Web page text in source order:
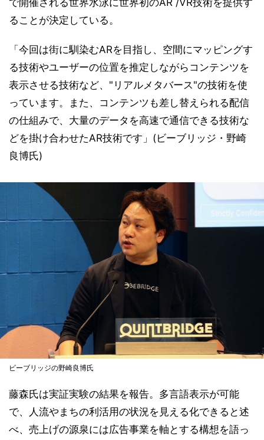
で開催される世界水泳に世界初のAR /VR技術を提供す
ることが決定している。
「今回は街に馴染むARを目指し、空間にマッピングす
る技術やユーザーの位置を推定しながらコンテンツを
表示させる技術など、"リアルメタバース"の技術を使
っています。また、コンテンツも差し替えられる配信
の仕組みで、大量のデータを高速で通信できる技術な
どを掛け合わせたAR技術です」(ビーブリッジ・野崎
良博氏)
ビーブリッジの野崎良博氏
藤森氏は実証実験の結果を報告。多言語表示が可能
で、人流やまちの利活用の状況を見える化できると述
べ、売上げの源泉には広告事業を軸とする構想を語っ